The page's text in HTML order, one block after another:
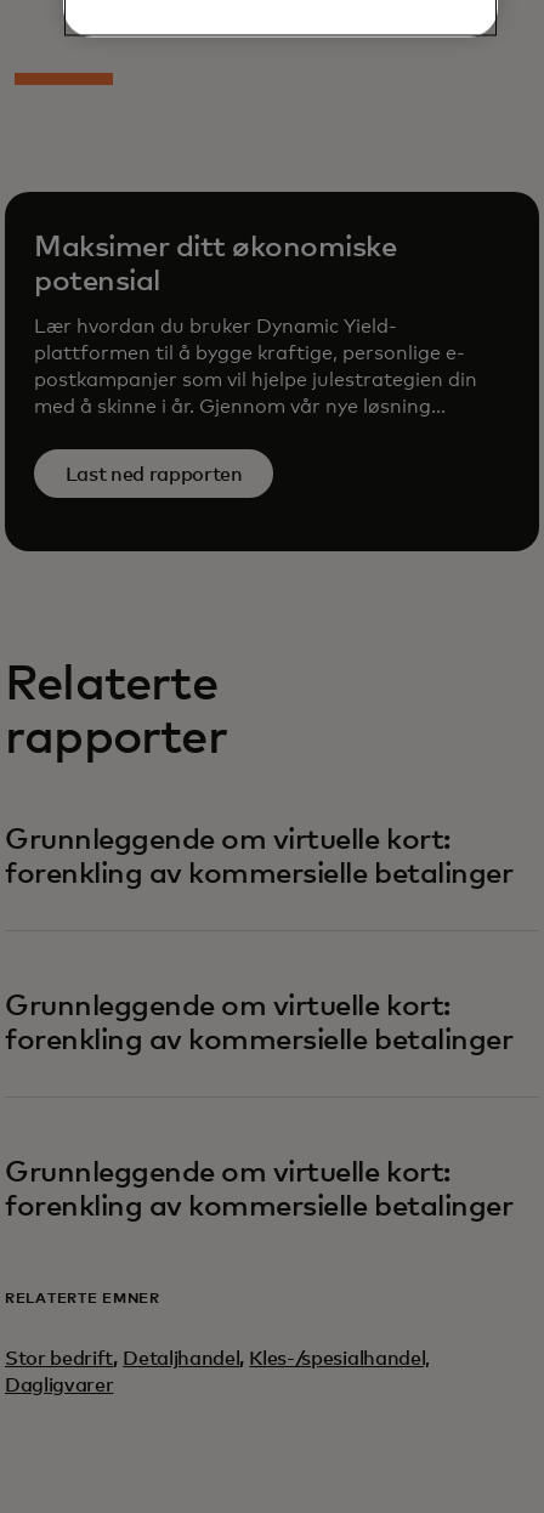
Maksimer ditt økonomiske
potensial
Lær hvordan du bruker Dynamic Yield-
plattformen til å bygge kraftige, personlige e-
postkampanjer som vil hjelpe julestrategien din
med å skinne i år. Gjennom vår nye løsning...
Last ned rapporten
Relaterte
rapporter
Grunnleggende om virtuelle kort:
forenkling av kommersielle betalinger
Grunnleggende om virtuelle kort:
forenkling av kommersielle betalinger
opens in a new tab
Grunnleggende om virtuelle kort:
forenkling av kommersielle betalinger
opens in a new tab
RELATERTE EMNER
Stor bedrift, Detaljhandel , Kles-/spesialhandel,
Dagligvarer